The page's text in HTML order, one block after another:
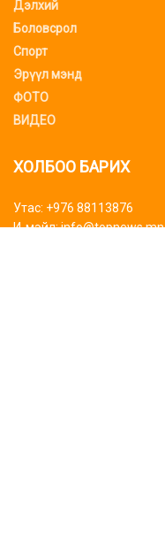
Дэлхий
Боловсрол
Спорт
Эрүүл мэнд
ФОТО
ВИДЕО
ХОЛБОО БАРИХ
Утас: +976 88113876
И-мэйл: info@topnews.mn